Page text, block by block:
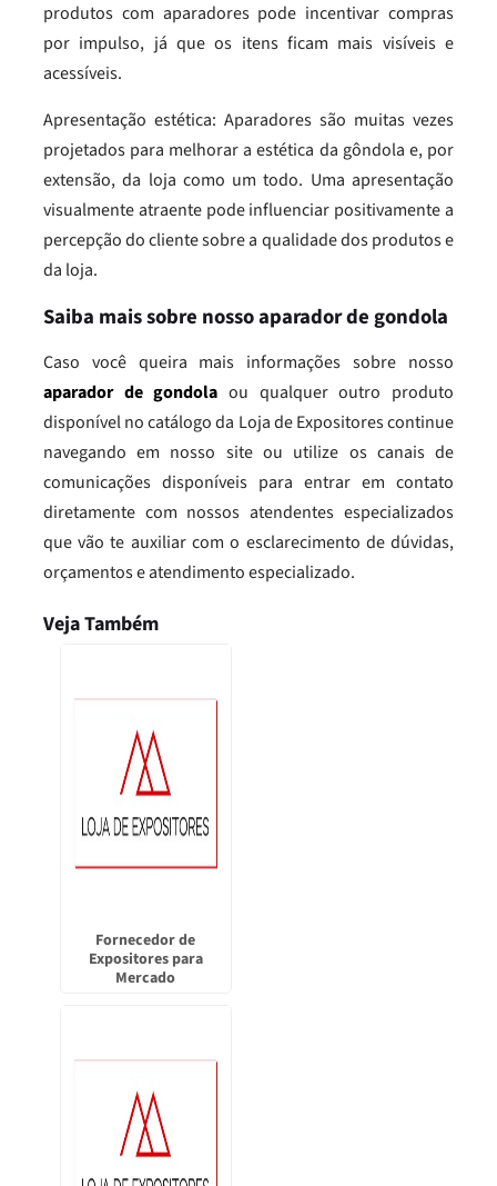
produtos com aparadores pode incentivar compras
por impulso, já que os itens ficam mais visíveis e
acessíveis.
Apresentação estética: Aparadores são muitas vezes
projetados para melhorar a estética da gôndola e, por
extensão, da loja como um todo. Uma apresentação
visualmente atraente pode influenciar positivamente a
percepção do cliente sobre a qualidade dos produtos e
da loja.
Saiba mais sobre nosso aparador de gondola
Caso você queira mais informações sobre nosso
aparador de gondola ou qualquer outro produto
disponível no catálogo da Loja de Expositores continue
navegando em nosso site ou utilize os canais de
comunicações disponíveis para entrar em contato
diretamente com nossos atendentes especializados
que vão te auxiliar com o esclarecimento de dúvidas,
orçamentos e atendimento especializado.
Veja Também
Fornecedor de
Expositores para
Mercado